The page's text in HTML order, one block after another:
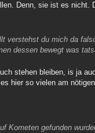
Denn, sie ist es nicht.
verstehst du mich da
dessen bewegt was
stehen bleiben, is ja
hier so vielen am
Kometen gefunden